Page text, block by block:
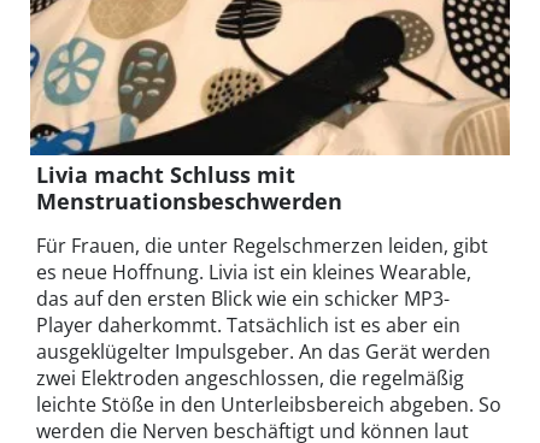
Livia macht Schluss mit
Menstruationsbeschwerden
Für Frauen, die unter Regelschmerzen leiden, gibt
es neue Hoffnung. Livia ist ein kleines Wearable,
das auf den ersten Blick wie ein schicker MP3-
Player daherkommt. Tatsächlich ist es aber ein
ausgeklügelter Impulsgeber. An das Gerät werden
zwei Elektroden angeschlossen, die regelmäßig
leichte Stöße in den Unterleibsbereich abgeben. So
werden die Nerven beschäftigt und können laut